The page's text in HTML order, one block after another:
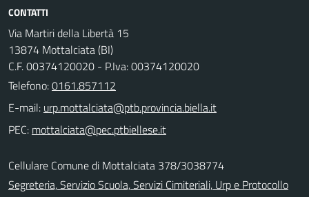
CONTATTI
Via Martiri della Libertà 15
13874 Mottalciata (BI)
C.F. 00374120020 - P.Iva: 00374120020
Telefono:0161.857112
E-mail:
PEC:
Cellulare Comune di Mottalciata 378/3038774
Segreteria, Servizio Scuola, Servizi Cimiteriali, Urp e Protocollo